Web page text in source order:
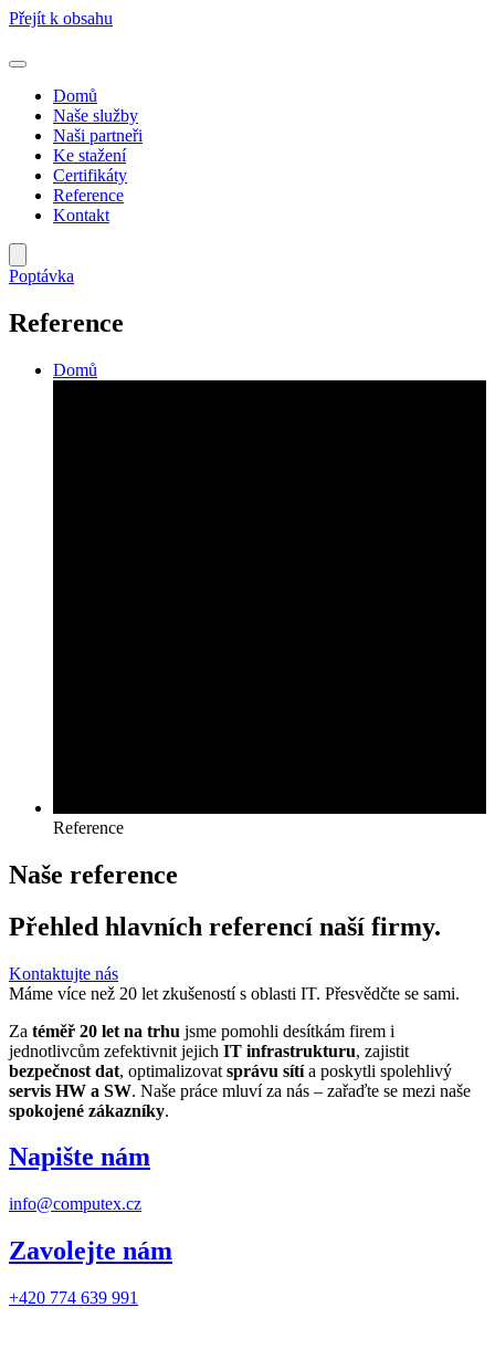
Přejít k obsahu
Domů
Naše služby
Naši partneři
Ke stažení
Certifikáty
Reference
Kontakt
Poptávka
Reference
Domů
Reference
Naše reference
Přehled hlavních referencí naší firmy.
Kontaktujte nás
Máme více než 20 let zkušeností s oblasti IT. Přesvědčte se sami.
Za téměř 20 let na trhu jsme pomohli desítkám firem i
jednotlivcům zefektivnit jejich IT infrastrukturu, zajistit
bezpečnost dat, optimalizovat správu sítía poskytli spolehlivý
servis HW a SW. Naše práce mluví za nás – zařaďte se mezi naše
spokojené zákazníky.
Napište nám
info@computex.cz
Zavolejte nám
+420 774 639 991